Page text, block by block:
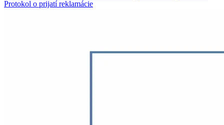
Protokol o prijatí reklamácie